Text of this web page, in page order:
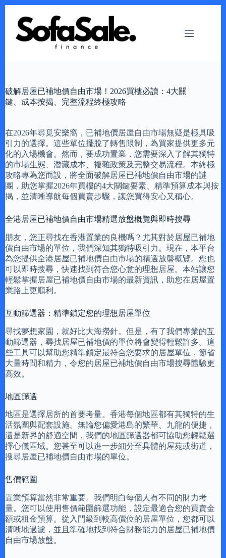
content
破解居屋已補地價自由市場！2026買樓必讀：4大關
鍵、成本按揭、完整流程終極攻略
在2026年尋覓安樂窩，已補地價居屋自由市場無疑是極具吸
引力的選擇。這些單位擺脫了轉售限制，為買家提供更多元
化的入場機會。然而，要成功置業，您需要深入了解其獨特
的市場生態、潛藏成本、複雜政策及完整交易流程。本終極
攻略專為您而設，將全面破解居屋已補地價自由市場的謎
團，助您掌握2026年買樓的4大關鍵要素、精準預算成本與按
揭，並清晰導航每個買賣步驟，讓您買得安心又稱心。
全港居屋已補地價自由市場精選放盤概覽與即時搜尋
朋友，您正尋找在香港置業的良機嗎？尤其對於居屋已補地
價自由市場的單位，我們深知其獨特吸引力。現在，本平台
為您提供全港居屋已補地價自由市場的精選放盤概覽。您也
可以即時搜尋，快速找到符合您心意的理想居屋。本站讓您
輕鬆掌握居屋已補地價自由市場的最新資訊，助您在居屋置
業路上更順利。
互動篩選器：精準鎖定您的理想居屋單位
尋找夢想家園，就好比大海撈針。但是，有了我們專業的互
動篩選器，尋找居屋已補地價的單位將會變得輕鬆許多。這
些工具可以幫助您精準鎖定最符合您要求的居屋單位，節省
大量時間和精力，令您的居屋已補地價自由市場搜尋體驗更
高效。
地區篩選
地區是選擇居所的首要考量。香港每個地區都有其獨特的生
活氛圍與配套設施。無論您偏愛港島的繁華、九龍的便捷，
還是新界的舒適空間，我們的地區篩選器都可協助您輕鬆選
擇心儀區域。您甚至可以進一步細分至具體的屋苑或街道，
搜尋居屋已補地價自由市場的單位。
售價範圍
置業預算當然非常重要。我們明白每個人有不同的財力考
量。您可以使用售價範圍篩選功能，設定最適合您的買賣金
額或租金預算。從入門級到較高價位的居屋單位，您都可以
清晰地過濾，並且準確地找到符合財務能力的居屋已補地價
自由市場放盤。